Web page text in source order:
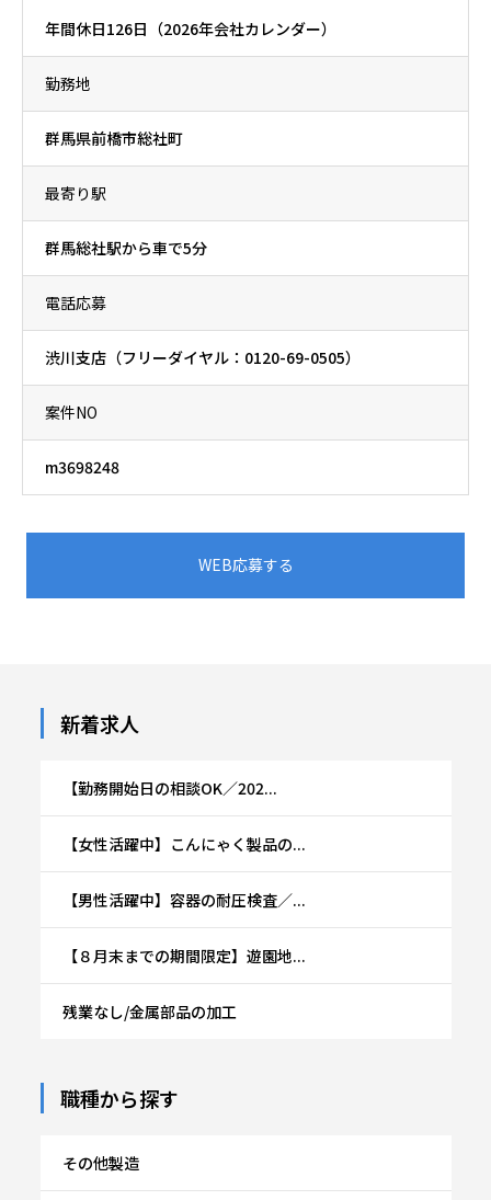
年間休日126日（2026年会社カレンダー）
勤務地
群馬県前橋市総社町
最寄り駅
群馬総社駅から車で5分
電話応募
渋川支店（フリーダイヤル：0120-69-0505）
案件NO
m3698248
WEB応募する
新着求人
【勤務開始日の相談OK／202...
【女性活躍中】こんにゃく製品の...
【男性活躍中】容器の耐圧検査／...
【８月末までの期間限定】遊園地...
残業なし/金属部品の加工
職種から探す
その他製造